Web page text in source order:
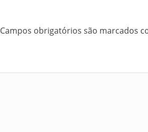
Campos obrigatórios são marcados